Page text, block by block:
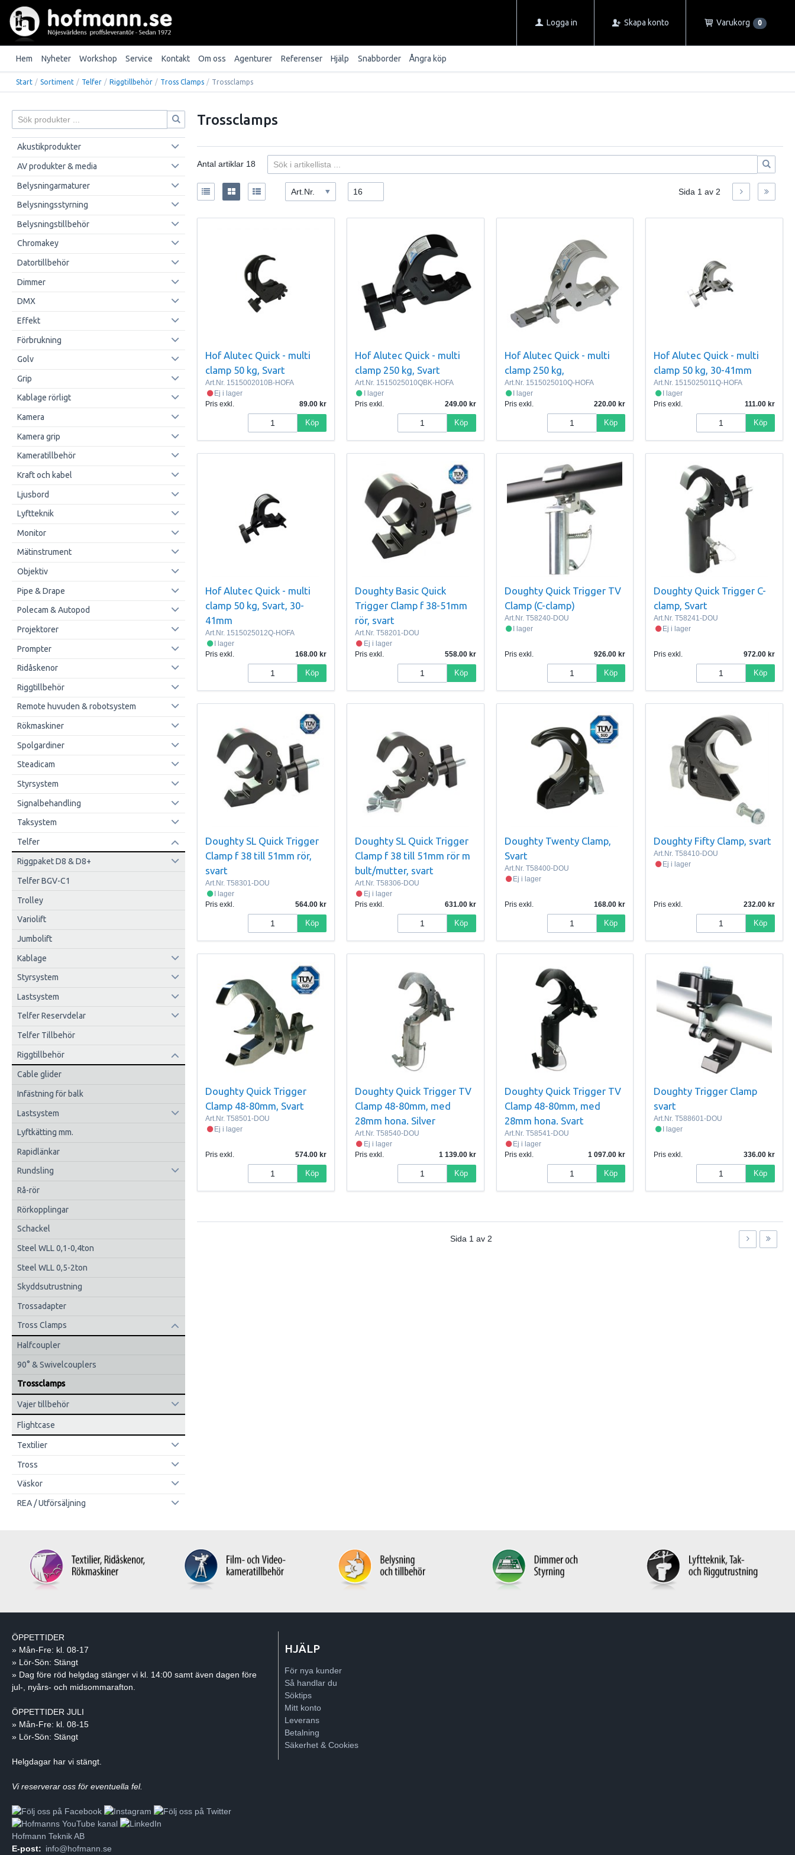
Logga in Skapa konto Varukorg 0
Hem Nyheter Workshop Service Kontakt Om oss Agenturer Referenser Hjälp Snabborder Ångra köp
Start / Sortiment / Telfer / Riggtillbehör / Tross Clamps / Trossclamps
Akustikprodukter
AV produkter & media
Belysningarmaturer
Belysningsstyrning
Belysningstillbehör
Chromakey
Datortillbehör
Dimmer
DMX
Effekt
Förbrukning
Golv
Grip
Kablage rörligt
Kamera
Kamera grip
Kameratillbehör
Kraft och kabel
Ljusbord
Lyftteknik
Monitor
Mätinstrument
Objektiv
Pipe & Drape
Polecam & Autopod
Projektorer
Prompter
Ridåskenor
Riggtillbehör
Remote huvuden & robotsystem
Rökmaskiner
Spolgardiner
Steadicam
Styrsystem
Signalbehandling
Taksystem
Telfer
Riggpaket D8 & D8+
Telfer BGV-C1
Trolley
Variolift
Jumbolift
Kablage
Styrsystem
Lastsystem
Telfer Reservdelar
Telfer Tillbehör
Riggtillbehör
Cable glider
Infästning för balk
Lastsystem
Lyftkätting mm.
Rapidlänkar
Rundsling
Rå-rör
Rörkopplingar
Schackel
Steel WLL 0,1-0,4ton
Steel WLL 0,5-2ton
Skyddsutrustning
Trossadapter
Tross Clamps
Halfcoupler
90° & Swivelcouplers
Trossclamps
Vajer tillbehör
Flightcase
Textilier
Tross
Väskor
REA / Utförsäljning
Trossclamps
Antal artiklar 18
Art.Nr. 16 Sida 1 av 2
Hof Alutec Quick - multi
clamp 50 kg, Svart
Art.Nr. 1515002010B-HOFA
Ej i lager
Pris exkl.
89.00
Köp
Hof Alutec Quick - multi
clamp 250 kg, Svart
Art.Nr. 1515025010QBK-HOFA
I lager
Pris exkl.
249.00
Köp
Hof Alutec Quick - multi
clamp 250 kg,
Art.Nr. 1515025010Q-HOFA
I lager
Pris exkl.
220.00
Köp
Hof Alutec Quick - multi
clamp 50 kg, 30-41mm
Art.Nr. 1515025011Q-HOFA
I lager
Pris exkl.
111.00
Köp
Hof Alutec Quick - multi
clamp 50 kg, Svart, 30-
41mm
Art.Nr. 1515025012Q-HOFA
I lager
Pris exkl.
168.00
Köp
Doughty Basic Quick
Trigger Clamp f 38-51mm
rör, svart
Art.Nr. T58201-DOU
Ej i lager
Pris exkl.
558.00
Köp
Doughty Quick Trigger TV
Clamp (C-clamp)
Art.Nr. T58240-DOU
I lager
Pris exkl. 926.00
Köp
Doughty Quick Trigger C-
clamp, Svart
Art.Nr.T58241-DOU
Ej i lager
Pris exkl. 972.00
Köp
Doughty SL Quick Trigger
Clamp f 38 till 51mm rör,
svart
Art.Nr.T58301-DOU
I lager
Pris exkl.
564.00
Köp
Doughty SL Quick Trigger
Clamp f 38 till 51mm rör m
bult/mutter, svart
Art.Nr. T58306-DOU
Ej i lager
Pris exkl.
631.00
Köp
Doughty Twenty Clamp,
Svart
Art.Nr. T58400-DOU
Ej i lager
Pris exkl. 168.00
Köp
Doughty Fifty Clamp, svart
Art.Nr.T58410-DOU
Ej i lager
Pris exkl. 232.00
Köp
Doughty Quick Trigger
Clamp 48-80mm, Svart
Art.Nr.T58501-DOU
Ej i lager
Pris exkl. 574.00
Köp
Doughty Quick Trigger TV
Clamp 48-80mm, med
28mm hona. Silver
Art.Nr. T58540-DOU
Ej i lager
Pris exkl.
1 139.00
Köp
Doughty Quick Trigger TV
Clamp 48-80mm, med
28mm hona. Svart
Art.Nr. T58541-DOU
Ej i lager
Pris exkl.
1 097.00
Köp
Doughty Trigger Clamp
svart
Art.Nr.T588601-DOU
I lager
Pris exkl. 336.00
Köp
Sida 1 av 2
ÖPPETTIDER
» Mån-Fre: kl. 08-17
» Lör-Sön: Stängt
» Dag före röd helgdag stänger vi kl. 14:00 samt även dagen före
jul-, nyårs- och midsommarafton.
ÖPPETTIDER JULI
» Mån-Fre: kl. 08-15
» Lör-Sön: Stängt
Helgdagar har vi stängt.
Vi reserverar oss för eventuella fel.
Hofmann Teknik AB
E-post: info@hofmann.se
HJÄLP
För nya kunder
Så handlar du
Söktips
Mitt konto
Leverans
Betalning
Säkerhet & Cookies